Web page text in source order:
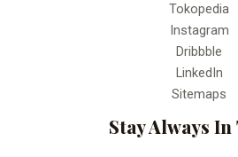
Tokopedia
Instagram
Dribbble
LinkedIn
Sitemaps
Stay Always In